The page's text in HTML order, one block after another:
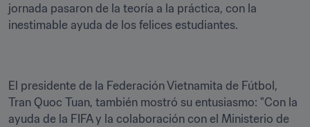
jornada pasaron de la teoría a la práctica, con la
inestimable ayuda de los felices estudiantes.
El presidente de la Federación Vietnamita de Fútbol,
Tran Quoc Tuan, también mostró su entusiasmo: "Con la
ayuda de la FIFA y la colaboración con el Ministerio de